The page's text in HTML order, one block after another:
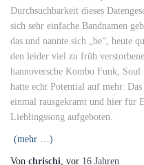
Durchsuchbarkeit dieses
sich sehr einfache Bandnamen
das und nannte sich „be“, heute
den leider viel zu früh
hannoversche Kombo Funk,
hatte echt Potential auf mehr.
einmal rausgekramt und hier für
Lieblingssong aufgeboten.
(mehr …)
Von chrischi, vor 16 Jahren